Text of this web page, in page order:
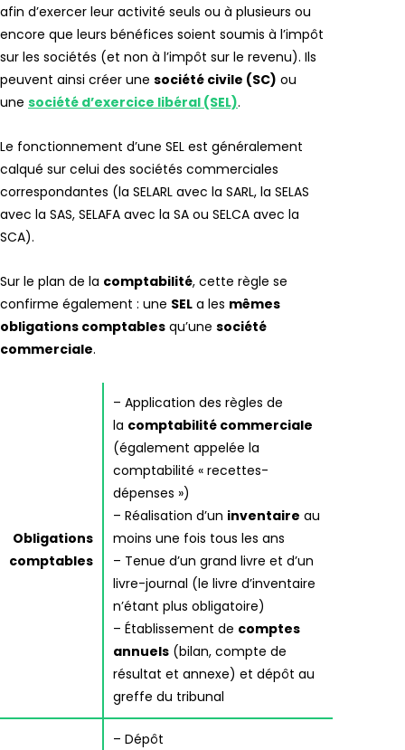
afin d’exercer leur activité seuls ou à plusieurs ou
encore que leurs bénéfices soient soumis à l’impôt
sur les sociétés (et non à l’impôt sur le revenu). Ils
peuvent ainsi créer une société civile (SC) ou
une société d’exercice libéral (SEL).
Le fonctionnement d’une SEL est généralement
calqué sur celui des sociétés commerciales
correspondantes (la SELARL avec la SARL, la SELAS
avec la SAS, SELAFA avec la SA ou SELCA avec la
SCA).
Sur le plan de la comptabilité, cette règle se
confirme également : une SEL a les mêmes
obligations comptables qu’une société
commerciale.
Obligations
comptables
– Application des règles de
la comptabilité commerciale
(également appelée la
comptabilité « recettes-
dépenses »)
– Réalisation d’un inventaire au
moins une fois tous les ans
– Tenue d’un grand livre et d’un
livre-journal (le livre d’inventaire
n’étant plus obligatoire)
– Établissement de comptes
annuels (bilan, compte de
résultat et annexe) et dépôt au
greffe du tribunal
– Dépôt